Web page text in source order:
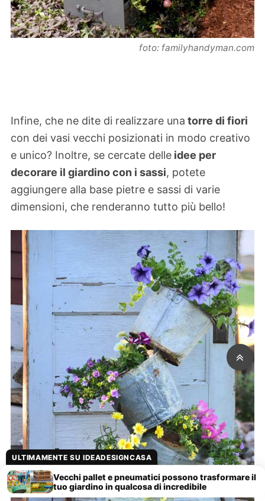
foto: familyhandyman.com
Infine, che ne dite di realizzare una torre di fiori
con dei vasi vecchi posizionati in modo creativo
e unico? Inoltre, se cercate delle idee per
decorare il giardino con i sassi, potete
aggiungere alla base pietre e sassi di varie
dimensioni, che renderanno tutto più bello!
ULTIMAMENTE SU IDEADESIGNCASA
Vecchi pallet e pneumatici possono trasformare il
tuo giardino in qualcosa di incredibile